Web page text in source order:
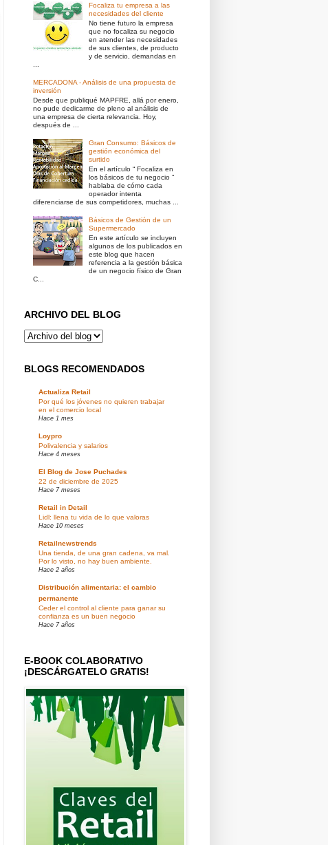
Focaliza tu empresa a las
necesidades del cliente
No tiene futuro la empresa
que no focaliza su negocio
en atender las necesidades
de sus clientes, de producto
y de servicio, demandas en
MERCADONA - Análisis de una propuesta de
inversión
Desde que publiqué MAPFRE, allá por enero,
no pude dedicarme de pleno al análisis de
una empresa de cierta relevancia. Hoy,
después de ...
Gran Consumo: Básicos de
gestión económica del
surtido
En el artículo “ Focaliza en
los básicos de tu negocio ”
hablaba de cómo cada
operador intenta
diferenciarse de sus competidores, muchas ...
Básicos de Gestión de un
Supermercado
En este artículo se incluyen
algunos de los publicados en
este blog que hacen
referencia a la gestión básica
de un negocio físico de Gran
C...
ARCHIVO DEL BLOG
BLOGS RECOMENDADOS
Actualiza Retail
Por qué los jóvenes no quieren trabajar
en el comercio local
Hace 1 mes
Loypro
Polivalencia y salarios
Hace 4 meses
El Blog de Jose Puchades
22 de diciembre de 2025
Hace 7 meses
Retail in Detail
Lidl: llena tu vida de lo que valoras
Hace 10 meses
Retailnewstrends
Una tienda, de una gran cadena, va mal.
Por lo visto, no hay buen ambiente.
Hace 2 años
Distribución alimentaria: el cambio
permanente
Ceder el control al cliente para ganar su
confianza es un buen negocio
Hace 7 años
E-BOOK COLABORATIVO
¡DESCÁRGATELO GRATIS!